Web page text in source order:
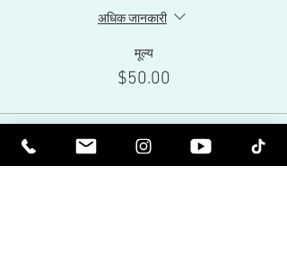
अधिक जानकारी
मूल्य
$50.00
यह इवेंट बिक चुकी है